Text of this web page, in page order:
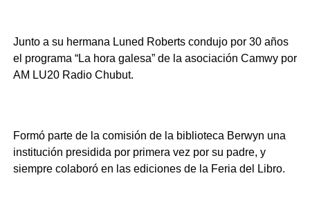
Junto a su hermana Luned Roberts condujo por 30 años
el programa “La hora galesa” de la asociación Camwy por
AM LU20 Radio Chubut.
Formó parte de la comisión de la biblioteca Berwyn una
institución presidida por primera vez por su padre, y
siempre colaboró en las ediciones de la Feria del Libro.